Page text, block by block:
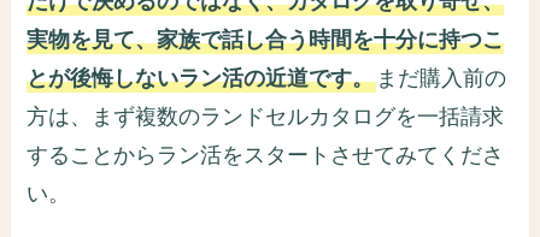
実物を見て、家族で話し合う時間を十分に持つこ
とが後悔しないラン活の近道です。 まだ購入前の
方は、まず複数のランドセルカタログを一括請求
することからラン活をスタートさせてみてくださ
い。